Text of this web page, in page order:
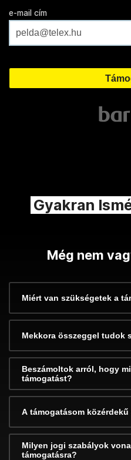
e-mail cím
Gyakran
Még nem
Miért van szükségetek a
Mekkora összeggel tudok
Beszámoltok arról, hogy
támogatást?
A támogatásom
Milyen jogi szabályok
támogatásra?